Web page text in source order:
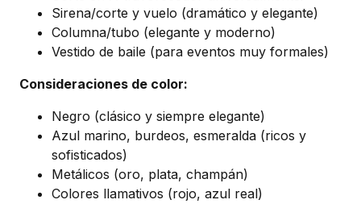
Sirena/corte y vuelo (dramático y elegante)
Columna/tubo (elegante y moderno)
Vestido de baile (para eventos muy formales)
Consideraciones de color:
Negro (clásico y siempre elegante)
Azul marino, burdeos, esmeralda (ricos y
sofisticados)
Metálicos (oro, plata, champán)
Colores llamativos (rojo, azul real)